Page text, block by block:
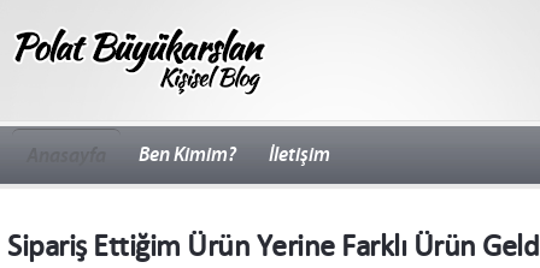
Ben Kimim? İletişim
Sipariş Ettiğim Ürün Yerine Farklı Ürün